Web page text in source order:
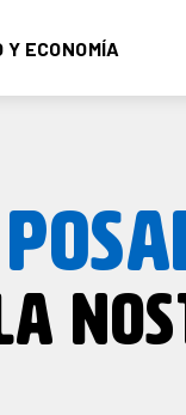
Y ECONOMÍA